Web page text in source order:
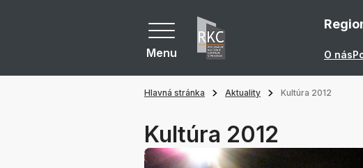
Menu O nás
Hlavná stránka Aktuality Kultúra 2012
Kultúra 2012